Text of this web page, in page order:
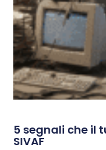
5 segnali che il
SIVAF